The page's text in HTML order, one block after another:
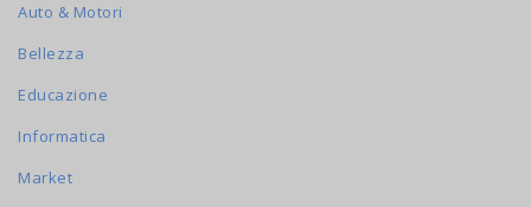
Auto & Motori
Bellezza
Educazione
Informatica
Market